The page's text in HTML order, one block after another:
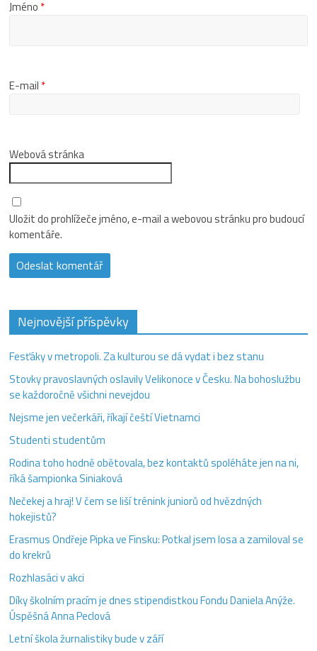
Jméno *
E-mail *
Webová stránka
Uložit do prohlížeče jméno, e-mail a webovou stránku pro budoucí
komentáře.
Nejnovější příspěvky
Fesťáky v metropoli. Za kulturou se dá vydat i bez stanu
Stovky pravoslavných oslavily Velikonoce v Česku. Na bohoslužbu
se každoročně všichni nevejdou
Nejsme jen večerkáři, říkají čeští Vietnamci
Studenti studentům
Rodina toho hodně obětovala, bez kontaktů spoléháte jen na ni,
říká šampionka Siniaková
Nečekej a hraj! V čem se liší trénink juniorů od hvězdných
hokejistů?
Erasmus Ondřeje Pipka ve Finsku: Potkal jsem losa a zamiloval se
do krekrů
Rozhlasáci v akci
Díky školním pracím je dnes stipendistkou Fondu Daniela Anýže.
Úspěšná Anna Peclová
Letní škola žurnalistiky bude v září